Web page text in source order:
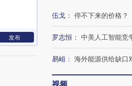
发布
伍戈 ： 停不下来的价格？
罗志恒 ： 中美人工智能竞
易峘 ： 海外能源供给缺口
视频